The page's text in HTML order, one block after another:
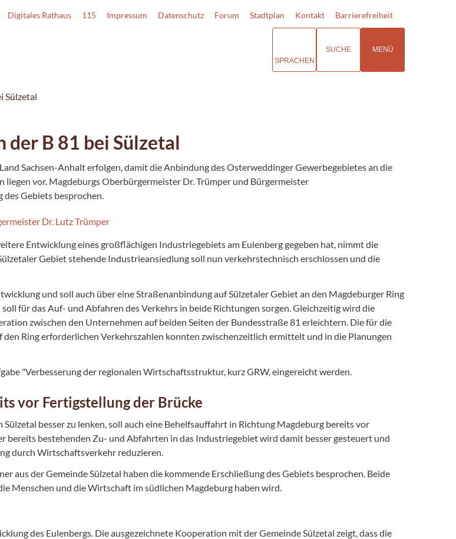
Digitales Rathaus 115 Impressum Datenschutz Forum Stadtplan Kontakt Barrierefreiheit
SPRACHEN
SUCHE MENÜ
Sülzetal
B 81 bei Sülzetal
Sachsen-Anhalt erfolgen, damit die Anbindung des Osterweddinger Gewerbegebietes an die
vor. Magdeburgs Oberbürgermeister Dr. Trümper und Bürgermeister
Gebiets besprochen.
Entwicklung eines großflächigen Industriegebiets am Eulenberg gegeben hat, nimmt die
Gebiet stehende Industrieansiedlung soll nun verkehrstechnisch erschlossen und die
und soll auch über eine Straßenanbindung auf Sülzetaler Gebiet an den Magdeburger Ring
für das Auf- und Abfahren des Verkehrs in beide Richtungen sorgen. Gleichzeitig wird die
zwischen den Unternehmen auf beiden Seiten der Bundesstraße 81 erleichtern. Die für die
Ring erforderlichen Verkehrszahlen konnten zwischenzeitlich ermittelt und in die Planungen
"Verbesserung der regionalen Wirtschaftsstruktur, kurz GRW, eingereicht werden.
vor Fertigstellung der Brücke
besser zu lenken, soll auch eine Behelfsauffahrt in Richtung Magdeburg bereits vor
bereits bestehenden Zu- und Abfahrten in das Industriegebiet wird damit besser gesteuert und
durch Wirtschaftsverkehr reduzieren.
aus der Gemeinde Sülzetal haben die kommende Erschließung des Gebiets besprochen. Beide
Menschen und die Wirtschaft im südlichen Magdeburg haben wird.
des Eulenbergs. Die ausgezeichnete Kooperation mit der Gemeinde Sülzetal zeigt, dass die